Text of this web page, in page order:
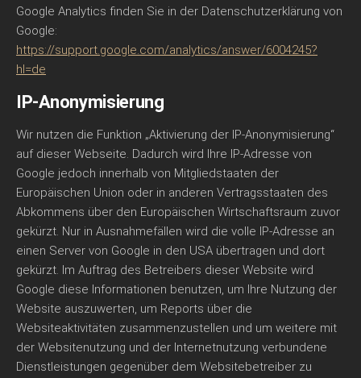
Google Analytics finden Sie in der Datenschutzerklärung von
Google:
https://support.google.com/analytics/answer/6004245?
hl=de
IP-Anonymisierung
Wir nutzen die Funktion „Aktivierung der IP-Anonymisierung“
auf dieser Webseite. Dadurch wird Ihre IP-Adresse von
Google jedoch innerhalb von Mitgliedstaaten der
Europäischen Union oder in anderen Vertragsstaaten des
Abkommens über den Europäischen Wirtschaftsraum zuvor
gekürzt. Nur in Ausnahmefällen wird die volle IP-Adresse an
einen Server von Google in den USA übertragen und dort
gekürzt. Im Auftrag des Betreibers dieser Website wird
Google diese Informationen benutzen, um Ihre Nutzung der
Website auszuwerten, um Reports über die
Websiteaktivitäten zusammenzustellen und um weitere mit
der Websitenutzung und der Internetnutzung verbundene
Dienstleistungen gegenüber dem Websitebetreiber zu